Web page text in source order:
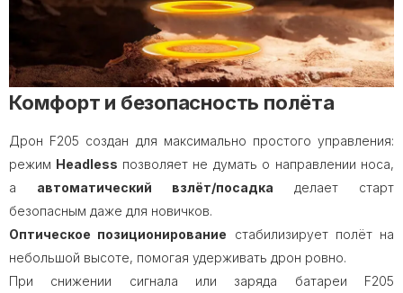
Комфорт и безопасность полёта
Дрон F205 создан для максимально простого управления:
режим Headless позволяет не думать о направлении носа,
а автоматический взлёт/посадка делает старт
безопасным даже для новичков.
Оптическое позиционирование стабилизирует полёт на
небольшой высоте, помогая удерживать дрон ровно.
При снижении сигнала или заряда батареи F205